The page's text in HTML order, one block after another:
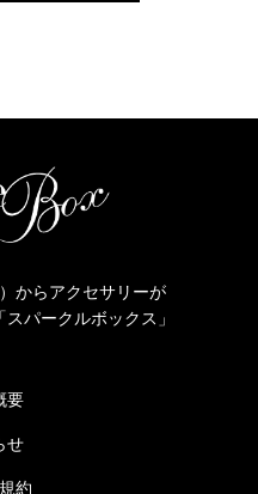
からアクセサリーが
パークルボックス」
要
せ
約